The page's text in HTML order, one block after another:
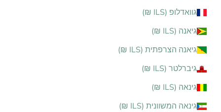
גוואדלופ (ILS ₪)
גיאנה (ILS ₪)
גיאנה הצרפתית (ILS ₪)
גיברלטר (ILS ₪)
גינאה (ILS ₪)
גינאה המשוונית (ILS ₪)